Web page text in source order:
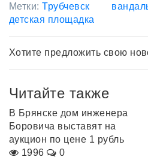
Метки:Трубчевск
детская площадка
Хотите предложить свою
Читайте также
В Брянске дом инженера
Боровича выставят на
аукцион по цене 1 рубль
1996
0